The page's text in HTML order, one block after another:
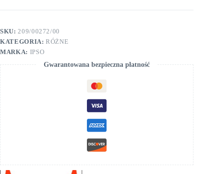
SKU: 209/00272/00
KATEGORIA:RÓŻNE
MARKA: IPSO
Gwarantowana bezpieczna płatność